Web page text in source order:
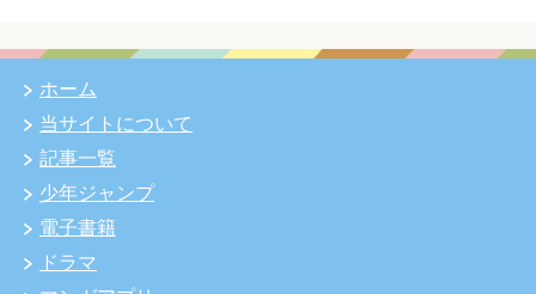
ホーム
当サイトについて
記事一覧
少年ジャンプ
電子書籍
ドラマ